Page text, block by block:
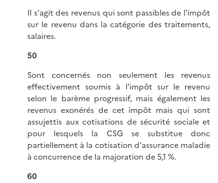
Il s'agit des revenus qui sont passibles de l'impôt
sur le revenu dans la catégorie des traitements,
salaires.
50
Sont concernés non seulement les revenus
effectivement soumis à l'impôt sur le revenu
selon le barème progressif, mais également les
revenus exonérés de cet impôt mais qui sont
assujettis aux cotisations de sécurité sociale et
pour lesquels la CSG se substitue donc
partiellement à la cotisation d'assurance maladie
à concurrence de la majoration de 5,1 %.
60